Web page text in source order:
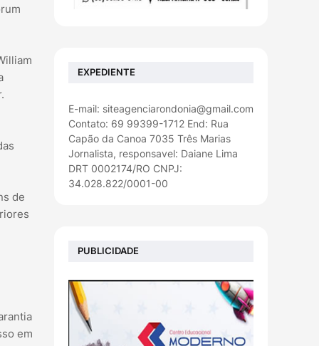
de
em
EXPEDIENTE
E-mail: siteagenciarondonia@gmail.com
Contato: 69 99399-1712 End: Rua
Capão da Canoa 7035 Três Marias
Jornalista, responsavel: Daiane Lima
DRT 0002174/RO CNPJ:
34.028.822/0001-00
PUBLICIDADE